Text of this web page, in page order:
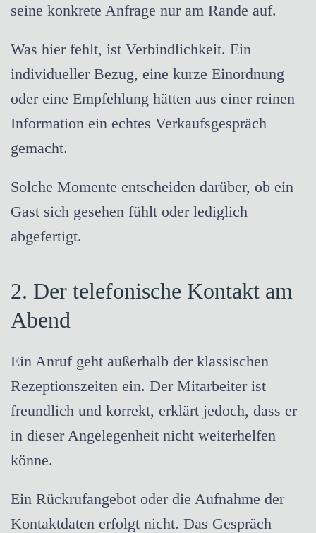
seine konkrete Anfrage nur am Rande auf.
Was hier fehlt, ist Verbindlichkeit. Ein
individueller Bezug, eine kurze Einordnung
oder eine Empfehlung hätten aus einer reinen
Information ein echtes Verkaufsgespräch
gemacht.
Solche Momente entscheiden darüber, ob ein
Gast sich gesehen fühlt oder lediglich
abgefertigt.
2. Der telefonische Kontakt am
Abend
Ein Anruf geht außerhalb der klassischen
Rezeptionszeiten ein. Der Mitarbeiter ist
freundlich und korrekt, erklärt jedoch, dass er
in dieser Angelegenheit nicht weiterhelfen
könne.
Ein Rückrufangebot oder die Aufnahme der
Kontaktdaten erfolgt nicht. Das Gespräch